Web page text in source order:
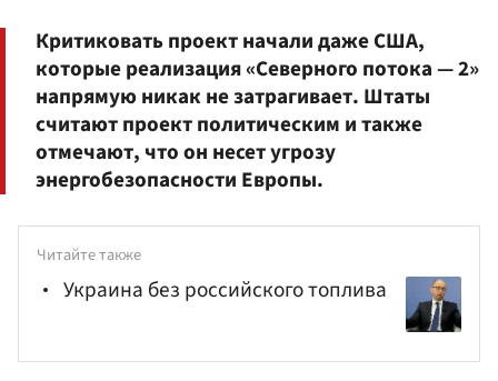
Критиковать проект начали даже США,
которые реализация «Северного потока — 2»
напрямую никак не затрагивает. Штаты
считают проект политическим и также
отмечают, что он несет угрозу
энергобезопасности Европы.
Читайте также
Украина без российского топлива